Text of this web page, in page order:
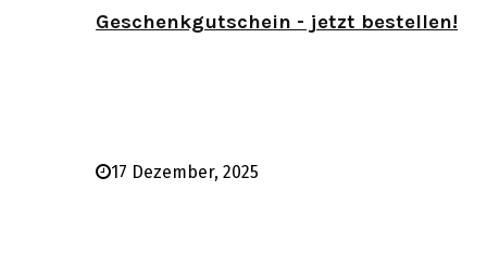
Geschenkgutschein - jetzt bestellen!
17 Dezember, 2025